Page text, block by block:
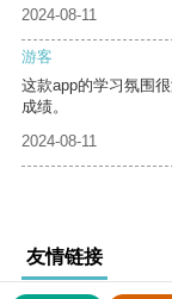
2024-08-11
游客
这款app的学习氛围
成绩。
2024-08-11
友情链接